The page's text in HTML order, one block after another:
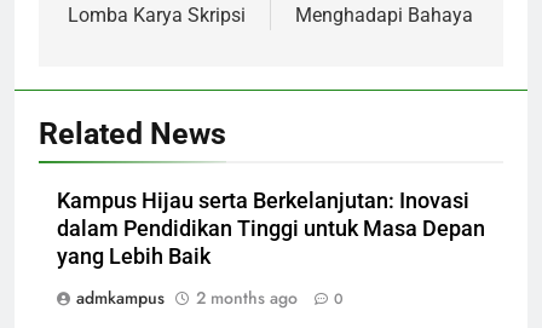
Lomba Karya Skripsi
Menghadapi Bahaya
Related News
Kampus Hijau serta Berkelanjutan: Inovasi
dalam Pendidikan Tinggi untuk Masa Depan
yang Lebih Baik
admkampus
2 months ago 0